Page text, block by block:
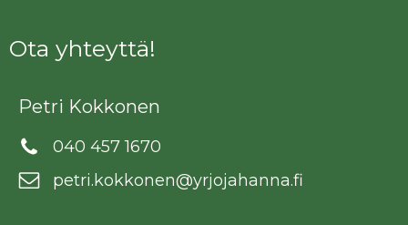
Ota yhteyttä!
Petri Kokkonen
040 457 1670
petri.kokkonen@yrjojahanna.fi